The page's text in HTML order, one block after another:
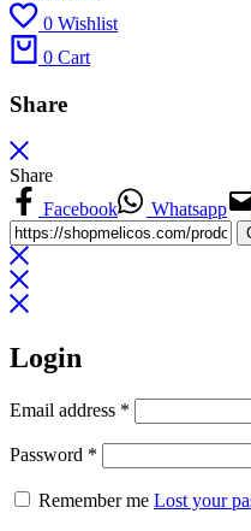
0 Wishlist
0 Cart
Share
Share
Facebook
Whatsapp
Login
Email address *
Password *
Remember me Lost your